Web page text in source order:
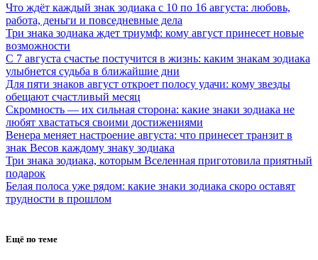
Что ждёт каждый знак зодиака с 10 по 16 августа: любовь,
работа, деньги и повседневные дела
Три знака зодиака ждет триумф: кому август принесет новые
возможности
С 7 августа счастье постучится в жизнь: каким знакам зодиака
улыбнется судьба в ближайшие дни
Для пяти знаков август откроет полосу удачи: кому звезды
обещают счастливый месяц
Скромность — их сильная сторона: какие знаки зодиака не
любят хвастаться своими достижениями
Венера меняет настроение августа: что принесет транзит в
знак Весов каждому знаку зодиака
Три знака зодиака, которым Вселенная приготовила приятный
подарок
Белая полоса уже рядом: какие знаки зодиака скоро оставят
трудности в прошлом
Ещё по теме